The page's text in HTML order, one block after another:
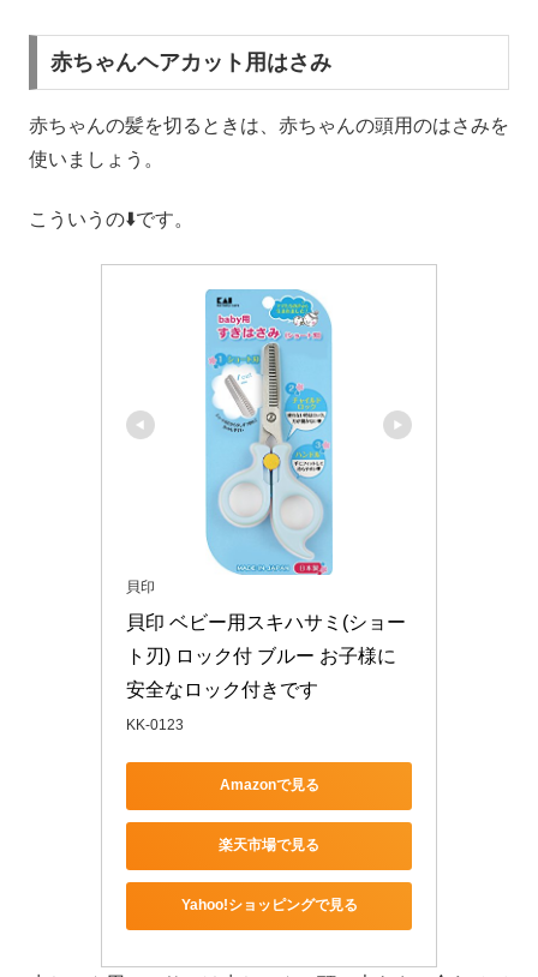
赤ちゃんヘアカット用はさみ
赤ちゃんの髪を切るときは、赤ちゃんの頭用のはさみを
使いましょう。
こういうの⬇️です。
貝印
貝印 ベビー用スキハサミ(ショー
ト刃) ロック付 ブルー お子様に
安全なロック付きです
KK-0123
Amazonで見る
楽天市場で見る
Yahoo!ショッピングで見る